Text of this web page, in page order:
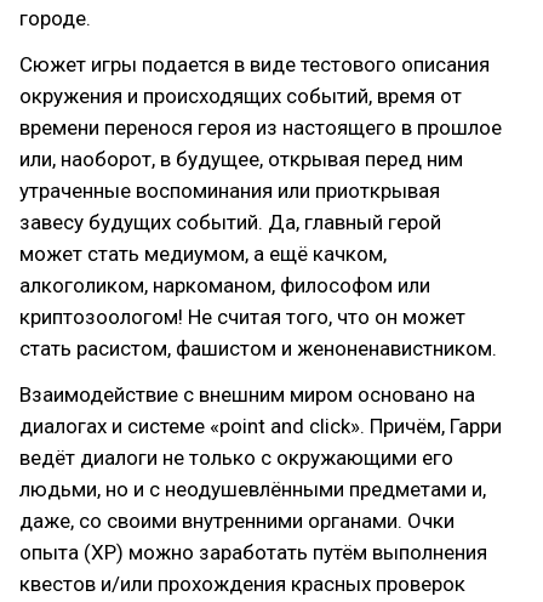
городе.
Сюжет игры подается в виде тестового описания
окружения и происходящих событий, время от
времени перенося героя из настоящего в прошлое
или, наоборот, в будущее, открывая перед ним
утраченные воспоминания или приоткрывая
завесу будущих событий. Да, главный герой
может стать медиумом, а ещё качком,
алкоголиком, наркоманом, философом или
криптозоологом! Не считая того, что он может
стать расистом, фашистом и женоненавистником.
Взаимодействие с внешним миром основано на
диалогах и системе «point and click». Причём, Гарри
ведёт диалоги не только с окружающими его
людьми, но и с неодушевлёнными предметами и,
даже, со своими внутренними органами. Очки
опыта (ХР) можно заработать путём выполнения
квестов и/или прохождения красных проверок